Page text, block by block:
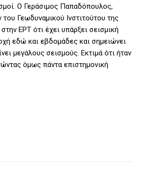
O Γεράσιμος Παπαδόπουλος,
Γεωδυναμικού Ινστιτούτου της
ΕΡΤ ότι έχει υπάρξει σεισμική
εδώ και εβδομάδες και σημειώνει
μεγάλους σεισμούς. Εκτιμά ότι ήταν
όμως πάντα επιστημονική